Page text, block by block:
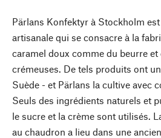
Pärlans Konfektyr à Stockholm
artisanale qui se consacre à la
caramel doux comme du beurre et
crémeuses. De tels produits ont
Suède - et Pärlans la cultive avec
Seuls des ingrédients naturels et
le sucre et la crème sont utilisés.
au chaudron a lieu dans une